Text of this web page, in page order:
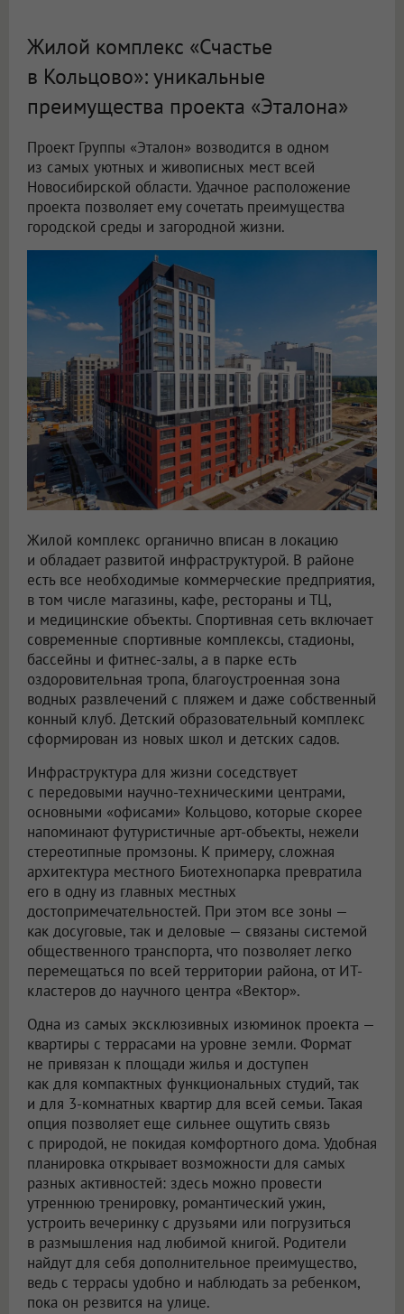
Жилой комплекс «Счастье
в Кольцово»: уникальные
преимущества проекта «Эталона»
Проект Группы «Эталон» возводится в одном
из самых уютных и живописных мест всей
Новосибирской области. Удачное расположение
проекта позволяет ему сочетать преимущества
городской среды и загородной жизни.
Жилой комплекс органично вписан в локацию
и обладает развитой инфраструктурой. В районе
есть все необходимые коммерческие предприятия,
в том числе магазины, кафе, рестораны и ТЦ,
и медицинские объекты. Спортивная сеть включает
современные спортивные комплексы, стадионы,
бассейны и фитнес-залы, а в парке есть
оздоровительная тропа, благоустроенная зона
водных развлечений с пляжем и даже собственный
конный клуб. Детский образовательный комплекс
сформирован из новых школ и детских садов.
Инфраструктура для жизни соседствует
с передовыми научно-техническими центрами,
основными «офисами» Кольцово, которые скорее
напоминают футуристичные арт-объекты, нежели
стереотипные промзоны. К примеру, сложная
архитектура местного Биотехнопарка превратила
его в одну из главных местных
достопримечательностей. При этом все зоны —
как досуговые, так и деловые — связаны системой
общественного транспорта, что позволяет легко
перемещаться по всей территории района, от ИТ-
кластеров до научного центра «Вектор».
Одна из самых эксклюзивных изюминок проекта —
квартиры с террасами на уровне земли. Формат
не привязан к площади жилья и доступен
как для компактных функциональных студий, так
и для 3-комнатных квартир для всей семьи. Такая
опция позволяет еще сильнее ощутить связь
с природой, не покидая комфортного дома. Удобная
планировка открывает возможности для самых
разных активностей: здесь можно провести
утреннюю тренировку, романтический ужин,
устроить вечеринку с друзьями или погрузиться
в размышления над любимой книгой. Родители
найдут для себя дополнительное преимущество,
ведь с террасы удобно и наблюдать за ребенком,
пока он резвится на улице.